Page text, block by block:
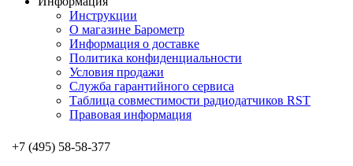
Инструкции
О магазине Барометр
Информация о доставке
Политика конфиденциальности
Условия продажи
Служба гарантийного сервиса
Таблица совместимости радиодатчиков RST
Правовая информация
+7 (495) 58-58-377